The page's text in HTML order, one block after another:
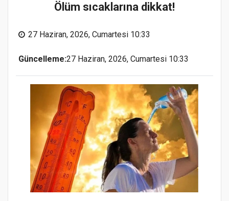
Ölüm sıcaklarına dikkat!
27 Haziran, 2026, Cumartesi 10:33
Güncelleme:27 Haziran, 2026, Cumartesi 10:33